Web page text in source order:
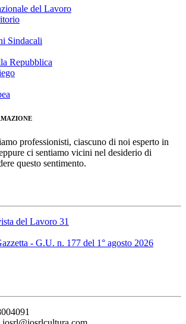
del Lavoro
Sindacali
Repubblica
professionisti, ciascuno di noi esperto in
ci sentiamo vicini nel desiderio di
questo sentimento.
del Lavoro 31
- G.U. n. 177 del 1° agosto 2026